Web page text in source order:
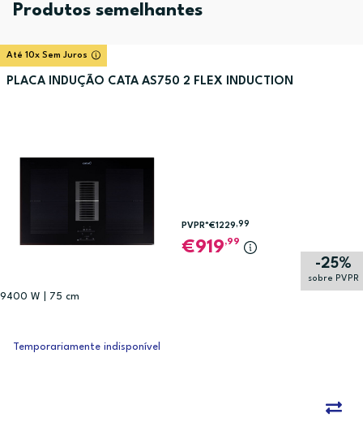
Produtos semelhantes
Até 10x Sem Juros
PLACA INDUÇÃO CATA AS750 2 FLEX INDUCTION
9400 W | 75 cm
-25%
sobre PVPR
PVPR*€1229 ,99
919,99
Temporariamente indisponível